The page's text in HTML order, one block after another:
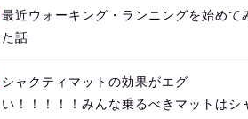
最近ウォーキング・ランニングを始めて
た話
シャクティマットの効果がエグ
い！！！！！みんな乗るべきマットはシ